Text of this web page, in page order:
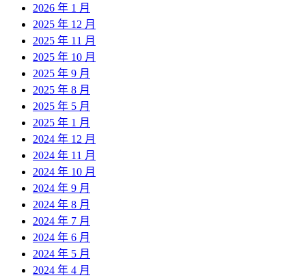
2026 年 1 月
2025 年 12 月
2025 年 11 月
2025 年 10 月
2025 年 9 月
2025 年 8 月
2025 年 5 月
2025 年 1 月
2024 年 12 月
2024 年 11 月
2024 年 10 月
2024 年 9 月
2024 年 8 月
2024 年 7 月
2024 年 6 月
2024 年 5 月
2024 年 4 月